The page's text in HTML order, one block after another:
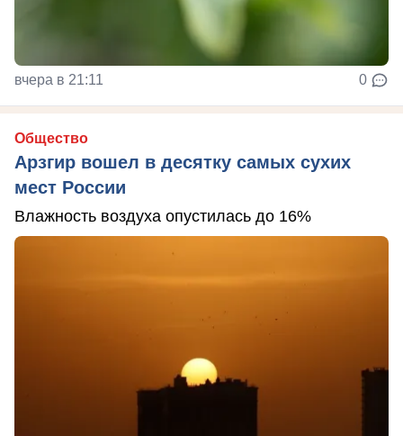
вчера в 21:11 0
Общество
Арзгир вошел в десятку самых сухих
мест России
Влажность воздуха опустилась до 16%